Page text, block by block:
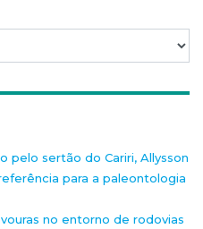
pelo sertão do Cariri, Allysson
para a paleontologia
no entorno de rodovias